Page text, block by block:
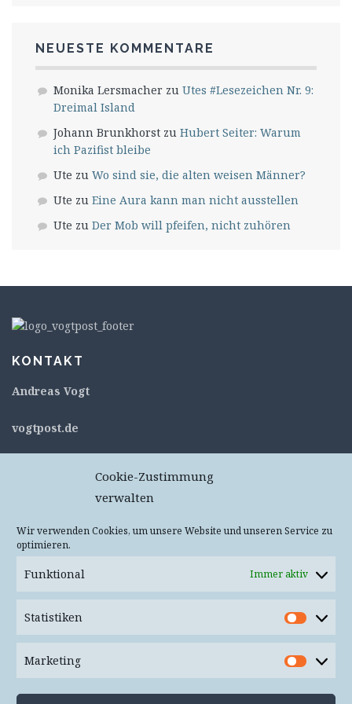
Cookie-Zustimmung
verwalten
Wir verwenden Cookies, um unsere Website und unseren Service zu
optimieren.
Funktional Immer aktiv
Statistiken
Marketing
NEUESTE KOMMENTARE
Monika Lersmacher zu Utes #Lesezeichen Nr. 9:
Dreimal Island
Johann Brunkhorst zu Hubert Seiter: Warum
ich Pazifist bleibe
Ute zu Wo sind sie, die alten weisen Männer?
Ute zu Eine Aura kann man nicht ausstellen
Ute zu Der Mob will pfeifen, nicht zuhören
KONTAKT
Andreas Vogt
vogtpost.de
Kurt-Schumacher-Straße 76
67663 Kaiserslautern
Keine Pakete oder Päckchen – Annahme wird
verweigert!
Bluesky:@vogtpost.bsky.social
Mastodon:@vogtpost